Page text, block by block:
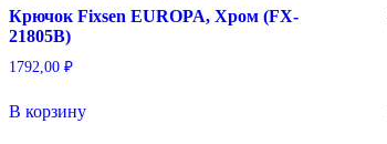
Крючок Fixsen EUROPA, Хром (FX-
21805B)
1792,00 ₽
В корзину